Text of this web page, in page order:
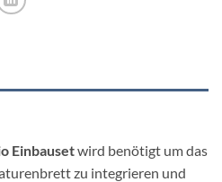
Einbausetwird benötigt um das
zu integrieren und